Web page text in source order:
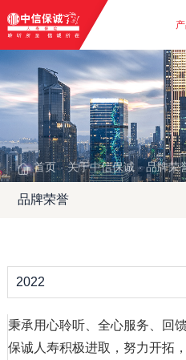
首页 · 关于中信保诚 · 品牌荣
品牌荣誉
2022
秉承用心聆听、全心服务、回
保诚人寿积极进取，努力开拓